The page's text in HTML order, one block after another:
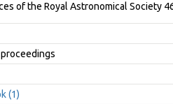
of the Royal Astronomical Society
(1)